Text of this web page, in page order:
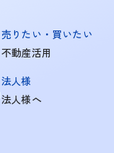
売りたい・買いたい
不動産活用
法人様
法人様へ